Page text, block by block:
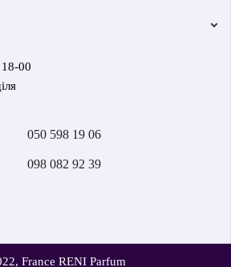
00
050 598 19 06
098 082 92 39
France RENI Parfum